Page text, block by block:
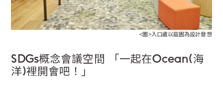
<圖>入口處以庭園為設計發想
SDGs概念會議空間 「一起在Ocean(海
洋)裡開會吧！」